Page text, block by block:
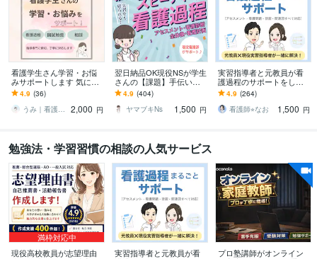
看護学生さん学習・お悩
みサポートします 気にな
る方♪まずはご相談くださ
い！
4.9 (36)
うみ｜看護学生の学習・お悩みサポート
2,000 円
翌日納品OK現役NSが学生
さんの【課題】手伝いま
す 【実績250以上⭐︎】1人
で悩まないでください！
4.9 (404)
ヤマブキNs
1,500 円
実習指導者と元教員が看
護過程のサポートをしま
す 看護学生の悩みを全て
解決☆分からないことは
ここで解決！
4.9 (264)
看護師⭐︎なお
1,500 円
勉強法・学習習慣の相談の人気サービス
満枠対応中
現役高校教員が志望理由
実習指導者と元教員が看
プロ塾講師がオンライン